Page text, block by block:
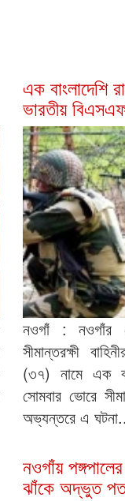
এক বাংলাদেশি
ভারতীয়
নওগাঁ : নওগাঁর
সীমান্তরক্ষী
(৩৭) নামে এক
সোমবার ভোরে
অভ্যন্তরে এ
নওগাঁয়
ঝাঁকে অদ্ভুত